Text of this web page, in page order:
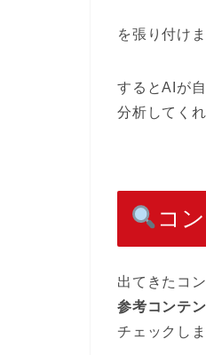
を張り付けま
するとAIが
分析してくれ
コ
出てきたコ
参考コンテ
チェックしま